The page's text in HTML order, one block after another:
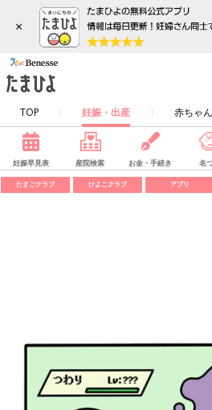
×
TOP 妊娠・出産 赤ちゃ
妊娠早見表 産院検索 お金・手続き 名
たまごクラブ ひよこクラブ アプリ